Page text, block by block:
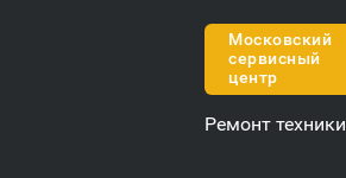
Московский
сервисный
центр
Ремонт техники